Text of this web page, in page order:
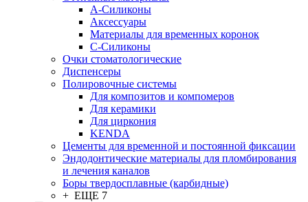
А-Силиконы
Аксессуары
Материалы для временных коронок
С-Силиконы
Очки стоматологические
Диспенсеры
Полировочные системы
Для композитов и компомеров
Для керамики
Для циркония
KENDA
Цементы для временной и постоянной фиксации
Эндодонтические материалы для пломбирования
и лечения каналов
Боры твердосплавные (карбидные)
+ ЕЩЕ 7